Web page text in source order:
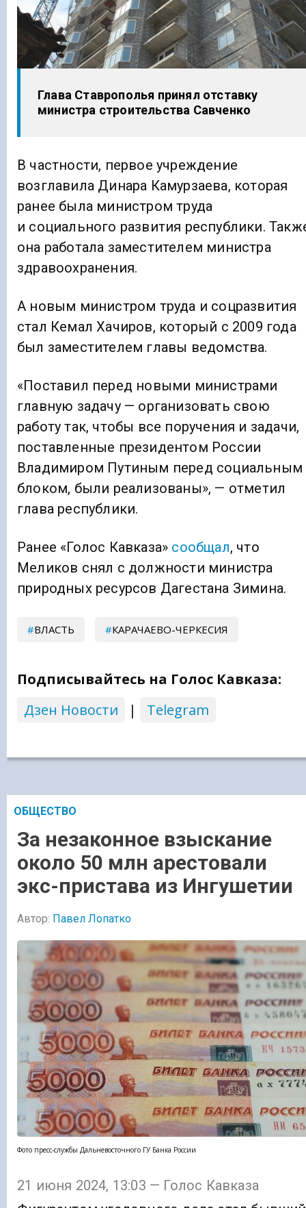
Глава Ставрополья принял отставку
министра строительства Савченко
В частности, первое учреждение
возглавила Динара Камурзаева, которая
ранее была министром труда
и социального развития республики.
она работала заместителем министра
здравоохранения.
А новым министром труда и соцразвития
стал Кемал Хачиров, который с 2009 года
был заместителем главы ведомства.
«Поставил перед новыми министрами
главную задачу — организовать свою
работу так, чтобы все поручения и задачи,
поставленные президентом России
Владимиром Путиным перед социальным
блоком, были реализованы», — отметил
глава республики.
Ранее «Голос Кавказа» сообщал, что
Меликов снял с должности министра
природных ресурсов Дагестана Зимина.
ВЛАСТЬ КАРАЧАЕВО-ЧЕРКЕСИЯ
Подписывайтесь на Голос Кавказа:
Дзен Новости
| Telegram
ОБЩЕСТВО
За незаконное взыскание
около 50 млн арестовали
экс-пристава из Ингушетии
Автор: Павел Лопатко
Фото пресс-службы Дальневосточного ГУ Банка России
21 июня 2024, 13:03 — Голос Кавказа